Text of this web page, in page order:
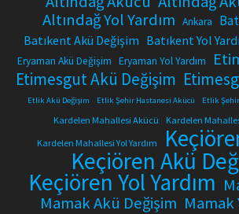
Altındağ Yol Yardım Ankara
Batıkent Akü Değişim Batıkent Yol
Eryaman Akü Değişim Eryaman Yol Yardım
Etimesgut Akü Değişim
Etlik Akü Değişim Etlik Şehir Hastanesi Akücü Etlik
Kardelen Mahallesi Akücü
Kardelen
Kardelen Mahallesi Yol Yardım
Keçiören Akü
Keçiören Yol Yardım
Mamak Akü Değişim Mamak